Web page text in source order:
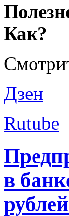
Как?
Дзен
Rutube
в
рублей